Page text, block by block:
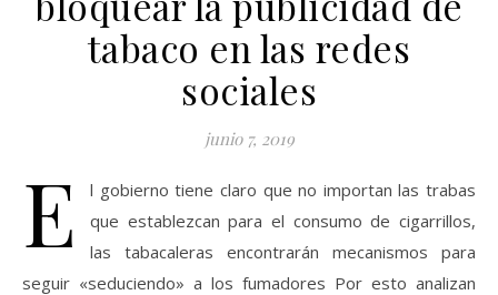
tabaco en las redes
sociales
junio 7, 2019
E
l gobierno tiene claro que no importan las trabas
que establezcan para el consumo de cigarrillos,
las tabacaleras encontrarán mecanismos para
seguir «seduciendo» a los fumadores Por esto analizan